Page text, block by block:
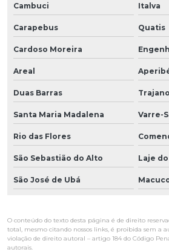
Cambuci Italva
Carapebus Quatis
Cardoso Moreira
Areal
Duas Barras
Santa Maria Madalena Varre-
Rio das Flores
São Sebastião do Alto Laje
São José de Ubá
O conteúdo do texto desta página é de direito
total, mesmo citando nossos links, é proibida sem a
violação de direito autoral – artigo 184 do Código
autorais.